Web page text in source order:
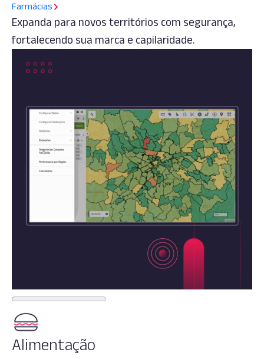
Farmácias
Expanda para novos territórios com segurança,
fortalecendo sua marca e capilaridade.
Alimentação